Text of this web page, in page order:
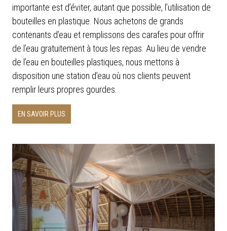
importante est d’éviter, autant que possible, l’utilisation de
bouteilles en plastique. Nous achetons de grands
contenants d’eau et remplissons des carafes pour offrir
de l’eau gratuitement à tous les repas. Au lieu de vendre
de l’eau en bouteilles plastiques, nous mettons à
disposition une station d’eau où nos clients peuvent
remplir leurs propres gourdes.
EN SAVOIR PLUS